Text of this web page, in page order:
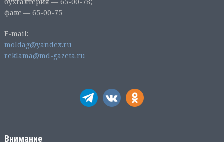
факс — 65-00-75
E-mail:
moldag@yandex.ru
reklama@md-gazeta.ru
Внимание